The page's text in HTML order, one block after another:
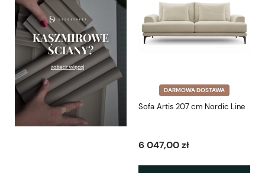
DARMOWA DOSTAWA
Sofa Artis 207 cm Nordic Line
6 047,00 zł